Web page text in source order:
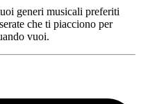
generi musicali preferiti
che ti piacciono per
vuoi.